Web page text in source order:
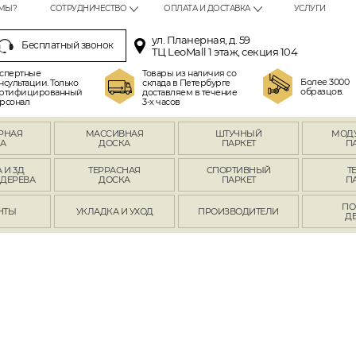
СОТРУДНИЧЕСТВО ОПЛАТА И ДОСТАВКА УСЛУГИ
Бесплатный звонок
ул. Планерная, д. 59
ТЦ LeoMall 1 этаж, секция 104
Только
Товары из наличия со
склада в Петербурге
доставляем в течение
3-х часов
Более 3000
образцов.
МАССИВНАЯ
ДОСКА
ШТУЧНЫЙ
ПАРКЕТ
И 3Д
ТЕРРАСНАЯ
ДОСКА
СПОРТИВНЫЙ
ПАРКЕТ
УКЛАДКА И УХОД ПРОИЗВОДИТЕЛИ